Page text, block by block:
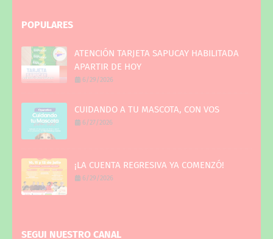
POPULARES
ATENCIÓN TARJETA SAPUCAY HABILITADA
APARTIR DE HOY
6/29/2026
CUIDANDO A TU MASCOTA, CON VOS
6/27/2026
¡LA CUENTA REGRESIVA YA COMENZÓ!
6/29/2026
SEGUI NUESTRO CANAL